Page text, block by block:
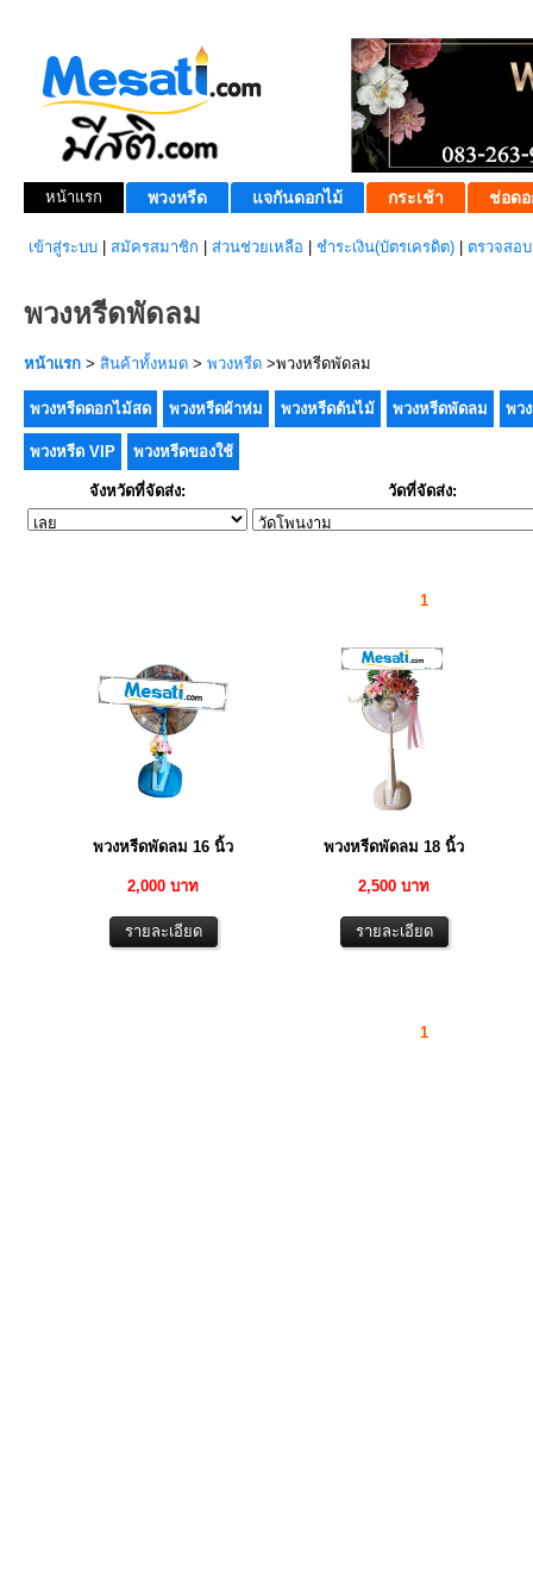
หน้าแรก พวงหรีด แจกันดอกไม้ กระเช้า ช่อดอ
เข้าสู่ระบบ สมัครสมาชิก ส่วนช่วยเหลือ ชำระเงิน(บัตรเครดิต) ตรวจสอ
พวงหรีดพัดลม
หน้าแรก > สินค้าทั้งหมด > พวงหรีด >พวงหรีดพัดลม
พวงหรีดดอกไม้สด พวงหรีดผ้าห่ม พวงหรีดต้นไม้ พวงหรีดพัดลม พว
พวงหรีด VIP พวงหรีดของใช้
จังหวัดที่จัดส่ง: วัดที่จัดส่ง:
1
พวงหรีดพัดลม 16 นิ้ว
2,000 บาท
พวงหรีดพัดลม 18 นิ้ว
2,500 บาท
1